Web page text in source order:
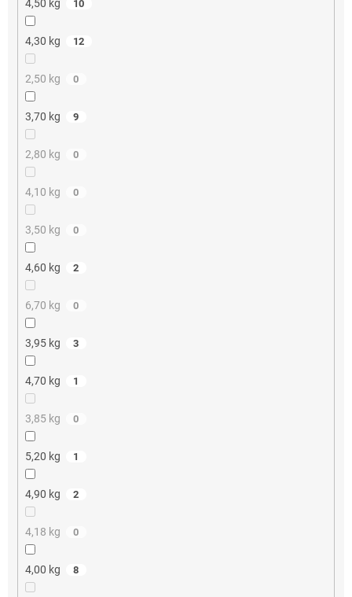
4,50 kg 10
4,30 kg 12
2,50 kg 0
3,70 kg 9
2,80 kg 0
4,10 kg 0
3,50 kg 0
4,60 kg 2
6,70 kg 0
3,95 kg 3
4,70 kg 1
3,85 kg 0
5,20 kg 1
4,90 kg 2
4,18 kg 0
4,00 kg 8